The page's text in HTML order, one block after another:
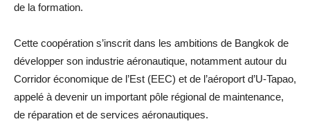
de la formation.
Cette coopération s’inscrit dans les ambitions de Bangkok de
développer son industrie aéronautique, notamment autour du
Corridor économique de l’Est (EEC) et de l’aéroport d’U-Tapao,
appelé à devenir un important pôle régional de maintenance,
de réparation et de services aéronautiques.